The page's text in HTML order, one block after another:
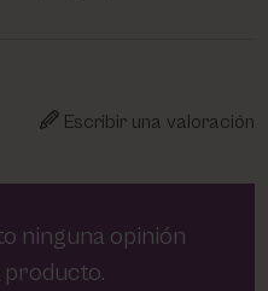
Escribir una valoración
ninguna opinión
producto.